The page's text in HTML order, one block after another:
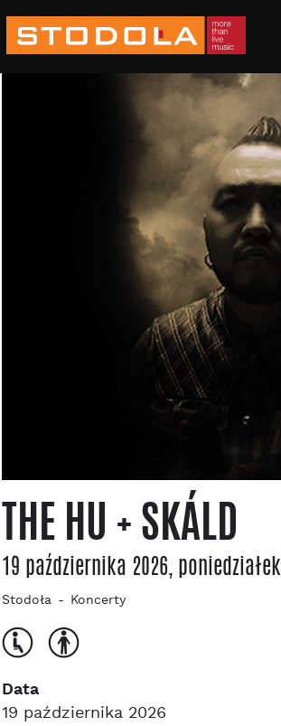
THE HU + SKÁLD
19 października 2026, poniedziałek
Stodoła Koncerty
Data
19 października 2026